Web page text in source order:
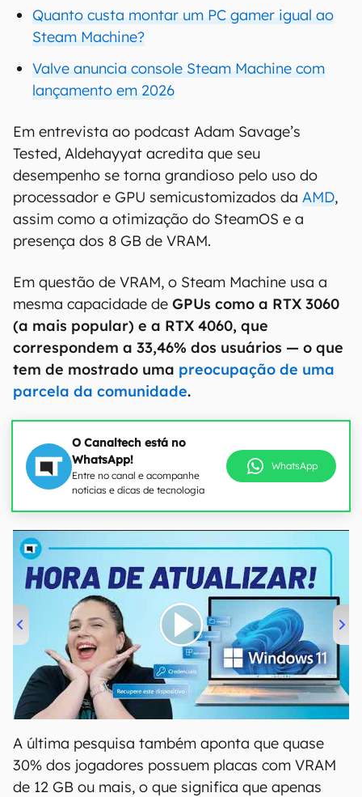
Quanto custa montar um PC gamer igual ao
Steam Machine?
Valve anuncia console Steam Machine com
lançamento em 2026
Em entrevista ao podcast Adam Savage’s
Tested, Aldehayyat acredita que seu
desempenho se torna grandioso pelo uso do
processador e GPU semicustomizados da AMD,
assim como a otimização do SteamOS e a
presença dos 8 GB de VRAM.
Em questão de VRAM, o Steam Machine usa a
mesma capacidade de GPUs como a RTX 3060
(a mais popular) e a RTX 4060, que
correspondem a 33,46% dos usuários — o que
tem de mostrado uma preocupação de uma
parcela da comunidade.
O Canaltech está no
WhatsApp!
Entre no canal e acompanhe
notícias e dicas de tecnologia
WhatsApp
00:00 04:52
A última pesquisa também aponta que quase
30% dos jogadores possuem placas com VRAM
de 12 GB ou mais, o que significa que apenas